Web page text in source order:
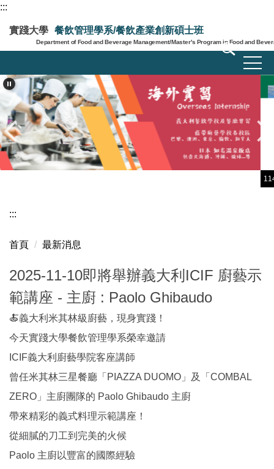
跳
到
主
要
容
:::
實踐大學 餐飲管理學系/餐飲產業創新碩士班
Department of Food and Beverage Management/Master's Program in Food and
:::
首頁 最新消息
2025-11-10即將舉辦義大利ICIF 廚藝示
範講座 - 主廚 : Paolo Ghibaudo
🍝義大利米其林級廚藝，現身實踐！
今天實踐大學餐飲管理學系榮幸邀請
ICIF義大利廚藝學院客座講師
曾任米其林三星餐廳「PIAZZA DUOMO」及「COMBAL
ZERO」主廚團隊的 Paolo Ghibaudo 主廚
帶來精彩的義式料理示範講座！
從細膩的刀工到完美的火候
Paolo 主廚以豐富的國際經驗